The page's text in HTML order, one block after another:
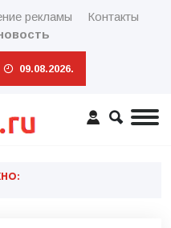
рекламы
Контакты
09.08.2026.